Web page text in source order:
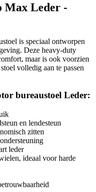
Max Leder -
is speciaal ontworpen
Deze heavy-duty
maar is ook voorzien
volledig aan te passen
bureaustoel Leder:
en lendesteun
zitten
leder
ideaal voor harde